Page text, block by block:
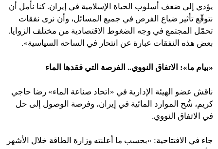
يؤدي إلى ضعف أسلوب الحياة الإسلامية في إيران. كنا نأمل أن
نتوقّع تأثير ضياع الفرص في جميع المسائل، وأن نرى نفقات
تحمّل المجتمع في وجه الضغوط الاقتصادية من مختلف الزوايا.
بعض هذه النفقات عبارة عن انتحار في الساحة السياسية».
«بيام ما»: الاتفاق النووي.. الفرصة التي فقدها الماء
ناقش عضو الهيئة الإدارية في «اتحاد صناعة الماء» رضا حاجي
كريم، شُح الموارد المائية في إيران، وفرصة الوصول إلى حل
في الاتفاق النووي.
جاء في الافتتاحية: «بحسب ما أعلنته وزارة الطاقة خلال الأشهر